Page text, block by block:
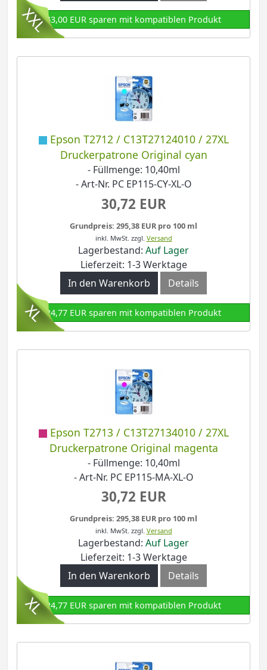
43,00 EUR sparen mit kompatiblen Produkt
Epson T2712 / C13T27124010 / 27XL
Druckerpatrone Original cyan
- Füllmenge: 10,40ml
- Art-Nr. PC EP115-CY-XL-O
30,72 EUR
Grundpreis: 295,38 EUR pro 100 ml
inkl. MwSt. zzgl. Versand
Lagerbestand: Auf Lager
Lieferzeit: 1-3 Werktage
In den Warenkorb
Details
24,77 EUR sparen mit kompatiblen Produkt
Epson T2713 / C13T27134010 / 27XL
Druckerpatrone Original magenta
- Füllmenge: 10,40ml
- Art-Nr. PC EP115-MA-XL-O
30,72 EUR
Grundpreis: 295,38 EUR pro 100 ml
inkl. MwSt. zzgl. Versand
Lagerbestand: Auf Lager
Lieferzeit: 1-3 Werktage
In den Warenkorb
Details
24,77 EUR sparen mit kompatiblen Produkt